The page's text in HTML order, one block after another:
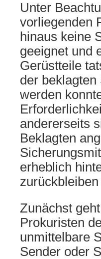
Unter
vorliegenden
hinaus keine
geeignet und
Gerüstteile
der
werden
andererseits
Beklagten
erheblich
Zunächst
Prokuristen
unmittelbare
Sender oder